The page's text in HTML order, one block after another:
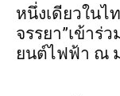
หนึ่งเดียวในไ
จรรยา”เข้า
ยนต์ไฟฟ้า ณ